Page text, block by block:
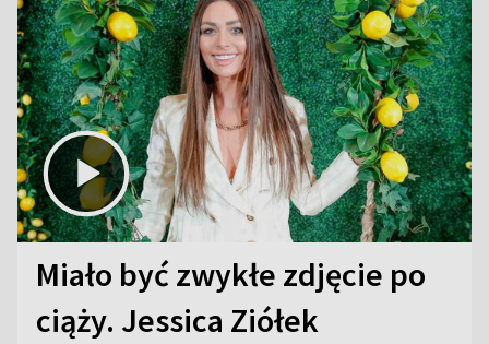
Miało być zwykłe zdjęcie po
ciąży. Jessica Ziółek